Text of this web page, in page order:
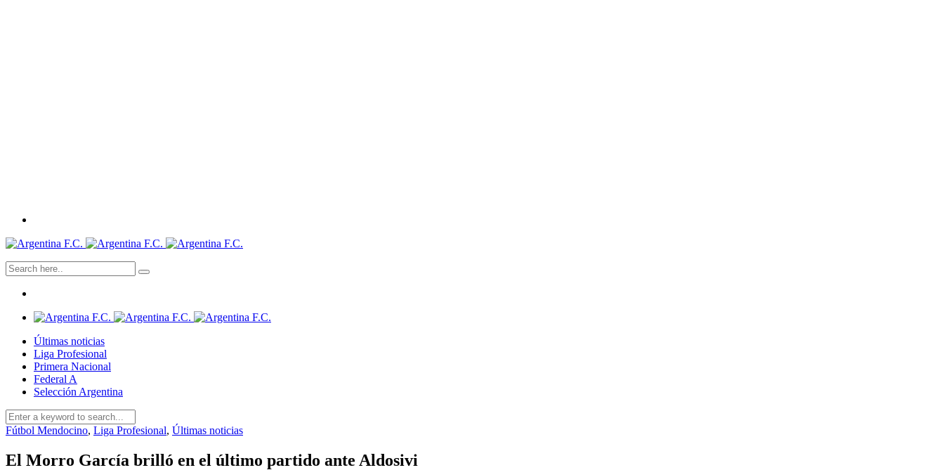
Últimas noticias
Liga Profesional
Primera Nacional
Federal A
Selección Argentina
Fútbol Mendocino, Liga Profesional, Últimas noticias
El Morro García brilló en el último partido ante Aldosivi